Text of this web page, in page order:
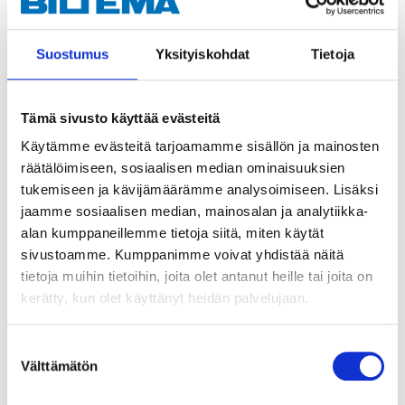
Suostumus Yksityiskohdat Tietoja
Tämä sivusto käyttää evästeitä
Käytämme evästeitä tarjoamamme sisällön ja mainosten
räätälöimiseen, sosiaalisen median ominaisuuksien
tukemiseen ja kävijämäärämme analysoimiseen. Lisäksi
jaamme sosiaalisen median, mainosalan ja analytiikka-
alan kumppaneillemme tietoja siitä, miten käytät
sivustoamme. Kumppanimme voivat yhdistää näitä
tietoja muihin tietoihin, joita olet antanut heille tai joita on
kerätty, kun olet käyttänyt heidän palvelujaan.
valinta
Välttämätön
435
Globe lamp, E14, 470
lm, 2700 K, dimmable
48-598
In stock in
19 store
Not sold online
425
Globe lamp, E27, 470
lm, 2700 K, dimmable
48-723
11store
Not sold online